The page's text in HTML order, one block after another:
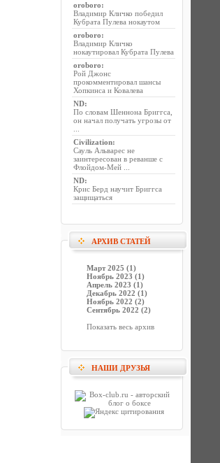
oroboro:
Владимир Кличко победил
Кубрата Пулева нокаутом
oroboro:
Владимир Кличко
нокаутировал Кубрата Пулева
oroboro:
Рой Джонс
прокомментировал шансы
Хопкинса и Ковалева
ND:
По словам Шеннона Бриггса,
он начал получать угрозы от
Civilization:
Сауль Альварес не
заинтересован в реванше с
Флойдом-Мей ...
ND:
Крис Берд научит Бриггса
защищаться
АРХИВ СТАТЕЙ
Март 2025 (1)
Ноябрь 2023 (1)
Апрель 2023 (1)
Декабрь 2022 (1)
Ноябрь 2022 (2)
Сентябрь 2022 (2)
Показать весь архив
НАШИ ДРУЗЬЯ